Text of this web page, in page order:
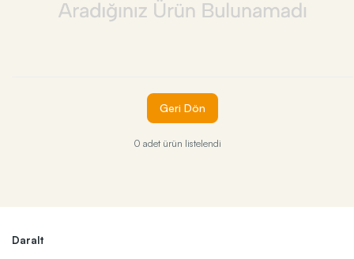
Geri Dön
0 adet ürün listelendi
Daralt